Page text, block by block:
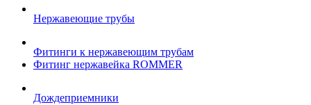
Нержавеющие трубы
Фитинги к нержавеющим трубам
Фитинг нержавейка ROMMER
Дождеприемники